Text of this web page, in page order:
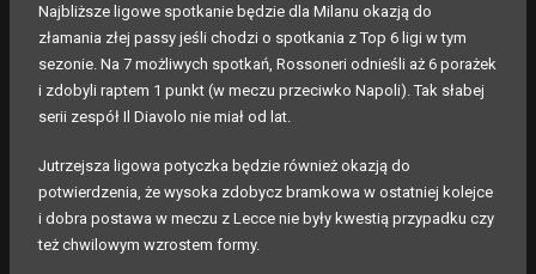
Najbliższe ligowe spotkanie będzie dla Milanu okazją do
złamania złej passy jeśli chodzi o spotkania z Top 6 ligi w tym
sezonie. Na 7 możliwych spotkań, Rossoneri odnieśli aż 6 porażek
i zdobyli raptem 1 punkt (w meczu przeciwko Napoli). Tak słabej
serii zespół Il Diavolo nie miał od lat.
Jutrzejsza ligowa potyczka będzie również okazją do
potwierdzenia, że wysoka zdobycz bramkowa w ostatniej kolejce
i dobra postawa w meczu z Lecce nie były kwestią przypadku czy
też chwilowym wzrostem formy.